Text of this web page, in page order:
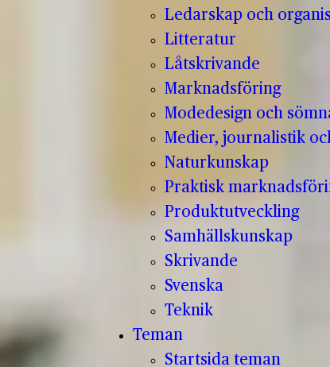
Ledarskap och
Litteratur
Låtskrivande
Marknadsföring
Modedesign och
Medier, journalistik
Naturkunskap
Praktisk
Produktutveckling
Samhällskunskap
Skrivande
Svenska
Teknik
Teman
Startsida teman